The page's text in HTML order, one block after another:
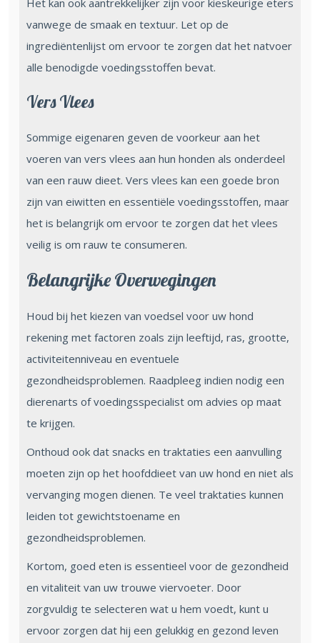
vanwege de smaak en textuur. Let op de
ingrediëntenlijst om ervoor te zorgen dat het natvoer
alle benodigde voedingsstoffen bevat.
Vers Vlees
Sommige eigenaren geven de voorkeur aan het
voeren van vers vlees aan hun honden als onderdeel
van een rauw dieet. Vers vlees kan een goede bron
zijn van eiwitten en essentiële voedingsstoffen, maar
het is belangrijk om ervoor te zorgen dat het vlees
veilig is om rauw te consumeren.
Belangrijke Overwegingen
Houd bij het kiezen van voedsel voor uw hond
rekening met factoren zoals zijn leeftijd, ras, grootte,
activiteitenniveau en eventuele
gezondheidsproblemen. Raadpleeg indien nodig een
dierenarts of voedingsspecialist om advies op maat
te krijgen.
Onthoud ook dat snacks en traktaties een aanvulling
moeten zijn op het hoofddieet van uw hond en niet als
vervanging mogen dienen. Te veel traktaties kunnen
leiden tot gewichtstoename en
gezondheidsproblemen.
Kortom, goed eten is essentieel voor de gezondheid
en vitaliteit van uw trouwe viervoeter. Door
zorgvuldig te selecteren wat u hem voedt, kunt u
ervoor zorgen dat hij een gelukkig en gezond leven